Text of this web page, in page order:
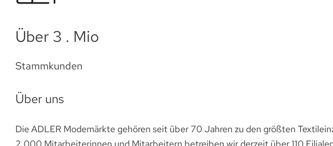
Über 3 . Mio
Stammkunden
Über uns
Die ADLER Modemärkte gehören seit über 70 Jahren zu den größten